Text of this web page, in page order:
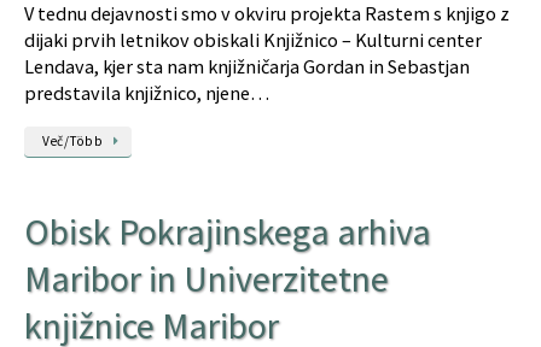
V tednu dejavnosti smo v okviru projekta Rastem s knjigo z
dijaki prvih letnikov obiskali Knjižnico – Kulturni center
Lendava, kjer sta nam knjižničarja Gordan in Sebastjan
predstavila knjižnico, njene…
Več/Több
Obisk Pokrajinskega arhiva
Maribor in Univerzitetne
knjižnice Maribor